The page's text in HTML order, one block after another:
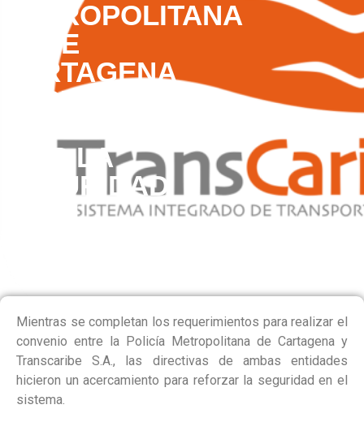
METROPOLITANA
DE
CARTAGENA
SE
POR LA
SEGURIDAD
DEL
Mientras se completan los requerimientos para realizar el
convenio entre la Policía Metropolitana de Cartagena y
Transcaribe S.A., las directivas de ambas entidades
hicieron un acercamiento para reforzar la seguridad en el
sistema.